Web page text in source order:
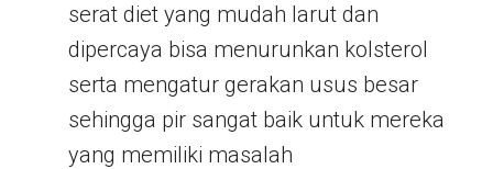
serat diet yang mudah larut dan
dipercaya bisa menurunkan kolsterol
serta mengatur gerakan usus besar
sehingga pir sangat baik untuk mereka
yang memiliki masalah